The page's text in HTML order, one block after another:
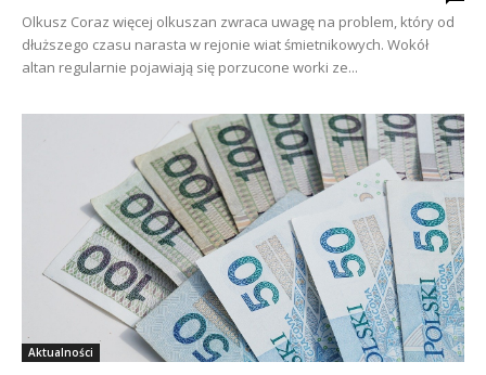
Olkusz Coraz więcej olkuszan zwraca uwagę na problem, który od
dłuższego czasu narasta w rejonie wiat śmietnikowych. Wokół
altan regularnie pojawiają się porzucone worki ze...
Aktualności